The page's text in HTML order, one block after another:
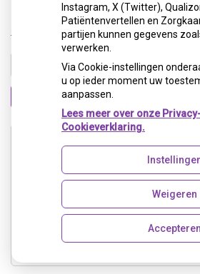
« Terug naar het overzicht
Zoeken
Adresgegevens
Akerstraat 108
045 - 5712737
info@vos-tandartsen.nl
Instagram, X (Twitter),
Patiëntenvertellen en
partijen kunnen gegevens
verwerken.
Via Cookie-instellingen
u op ieder moment uw
aanpassen.
Lees meer over onze
Cookieverklaring.
Weigeren
Accepteren